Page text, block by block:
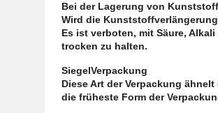
Bei der Lagerung von
Wird die
Es ist verboten, mit Säure,
trocken zu halten.
SiegelVerpackung
Diese Art der Verpackung
die früheste Form der